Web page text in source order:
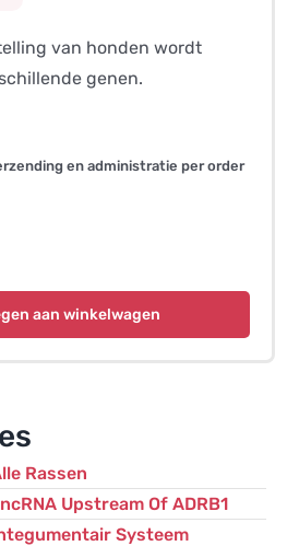
van honden wordt
genen.
en administratie per order
aan winkelwagen
Rassen
Upstream Of ADRB1
Systeem